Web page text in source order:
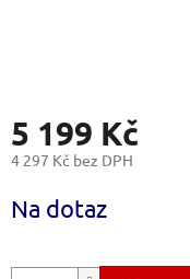
5 199 Kč
4 297 Kč bez DPH
cena:
Na dotaz